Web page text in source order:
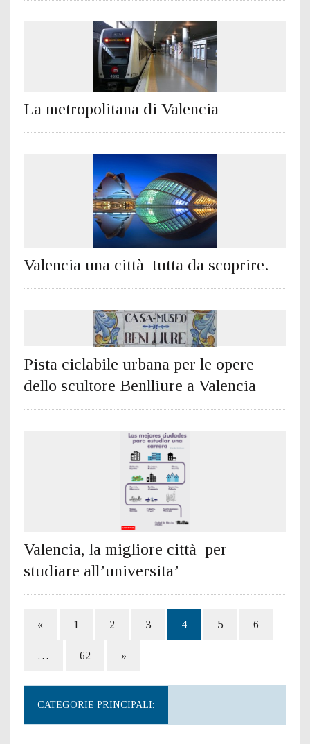
La metropolitana di Valencia
Valencia una città tutta da scoprire.
Pista ciclabile urbana per le opere
dello scultore Benlliure a Valencia
Valencia, la migliore città per
studiare all’universita’
« 1 2 3 4 5 6
… 62 »
CATEGORIE PRINCIPALI: